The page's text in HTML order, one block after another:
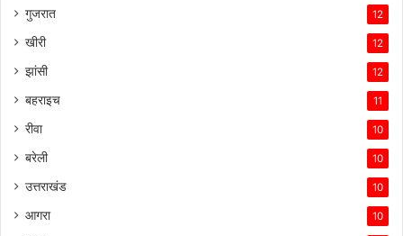
गुजरात 12
खीरी 12
झांसी 12
बहराइच 11
रीवा 10
बरेली 10
उत्तराखंड 10
आगरा 10